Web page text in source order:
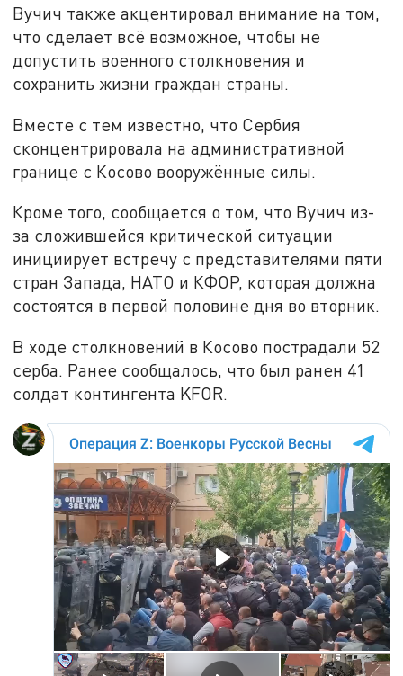
Вучич также акцентировал внимание на том,
что сделает всё возможное, чтобы не
допустить военного столкновения и
сохранить жизни граждан страны.
Вместе с тем известно, что Сербия
сконцентрировала на административной
границе с Косово вооружённые силы.
Кроме того, сообщается о том, что Вучич из-
за сложившейся критической ситуации
инициирует встречу с представителями пяти
стран Запада, НАТО и КФОР, которая должна
состоятся в первой половине дня во вторник.
В ходе столкновений в Косово пострадали 52
серба. Ранее сообщалось, что был ранен 41
солдат контингента KFOR.